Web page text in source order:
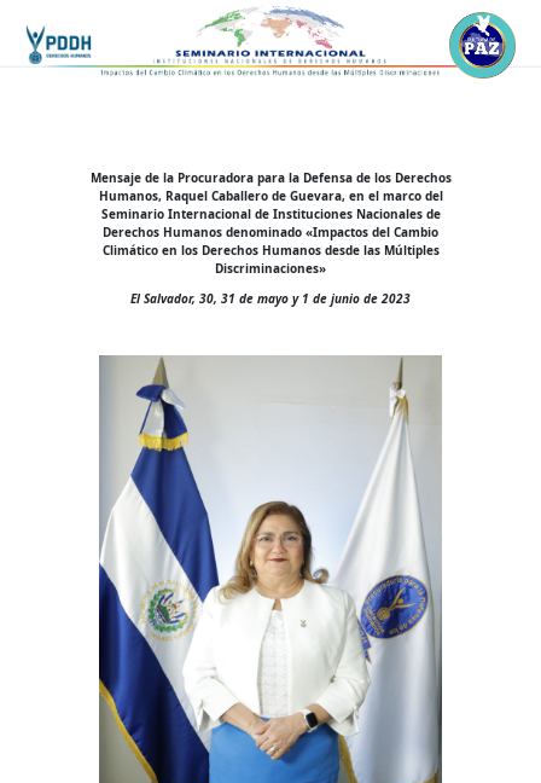
Mensaje de la Procuradora para la Defensa de los Derechos
Humanos, Raquel Caballero de Guevara, en el marco del
Seminario Internacional de Instituciones Nacionales de
Derechos Humanos denominado «Impactos del Cambio
Climático en los Derechos Humanos desde las Múltiples
Discriminaciones»
El Salvador, 30, 31 de mayo y 1 de junio de 2023